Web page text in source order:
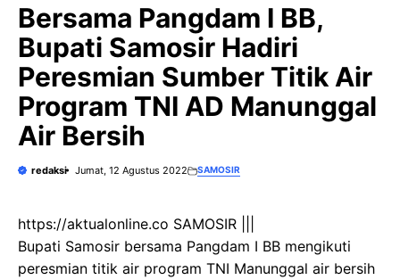
Bersama Pangdam I BB,
Bupati Samosir Hadiri
Peresmian Sumber Titik Air
Program TNI AD Manunggal
Air Bersih
redaksi Jumat, 12 Agustus 2022 SAMOSIR
https://aktualonline.co SAMOSIR |||
Bupati Samosir bersama Pangdam I BB mengikuti
peresmian titik air program TNI Manunggal air bersih